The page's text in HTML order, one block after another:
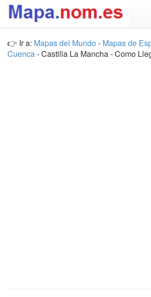
👉 Ir a: Mapas del Mundo - Mapas de
Cuenca- Castilla La Mancha - Como